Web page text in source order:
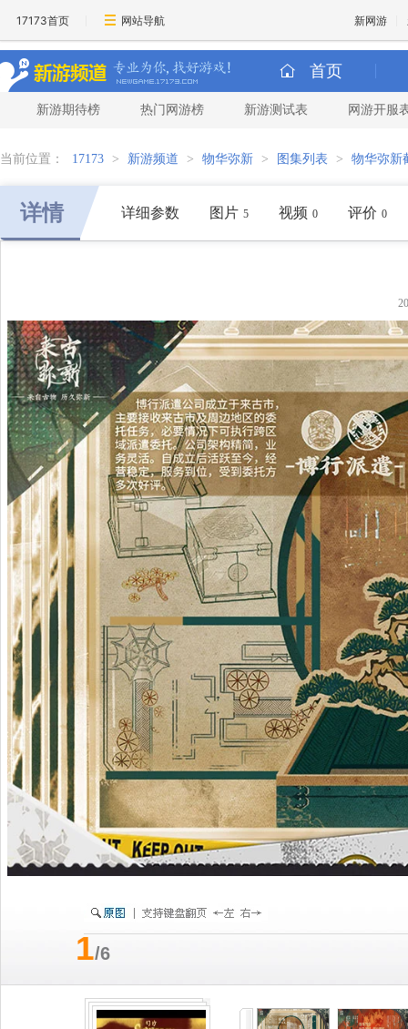
17173首页 网站导航 新网游
首页
新游期待榜 热门网游榜 新游测试表 网游开服
当前位置： 17173 > 新游频道 > 物华弥新 > 图集列表 > 物华弥新
详情 详细参数 图片 5 视频 0 评价 0
1/6